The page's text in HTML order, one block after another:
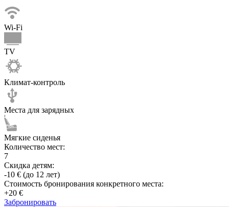
Wi-Fi
TV
Климат-контроль
Места для зарядных
Мягкие сиденья
Количество мест:
7
Скидка детям:
-10 € (до 12 лет)
Стоимость бронирования конкретного места:
+20 €
Забронировать